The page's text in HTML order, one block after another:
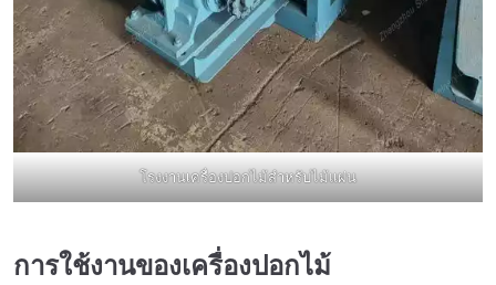
โรงงานเครื่องปอกไม้สำหรับไม้แผ่น
การใช้งานของเครื่องปอกไม้